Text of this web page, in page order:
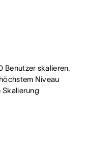
Benutzer skalieren.
Niveau
Skalierung